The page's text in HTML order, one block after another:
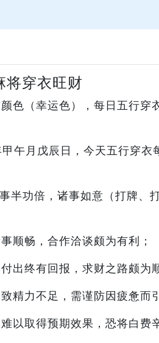
穿衣旺财
色（幸运色），每日五行穿
午月戊辰日，今天五行穿衣
半功倍，诸事如意（打牌、
顺畅，合作洽谈颇为有利；
出终有回报，求财之路颇为
精力不足，需谨防因疲惫而
以取得预期效果，恐将白费